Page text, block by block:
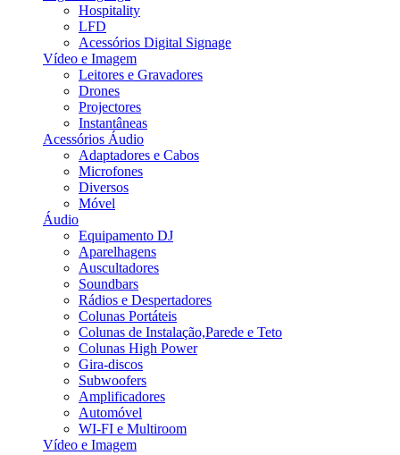
Hospitality
LFD
Acessórios Digital Signage
Vídeo e Imagem
Leitores e Gravadores
Drones
Projectores
Instantâneas
Acessórios Áudio
Adaptadores e Cabos
Microfones
Diversos
Móvel
Áudio
Equipamento DJ
Aparelhagens
Auscultadores
Soundbars
Rádios e Despertadores
Colunas Portáteis
Colunas de Instalação,Parede e Teto
Colunas High Power
Gira-discos
Subwoofers
Amplificadores
Automóvel
WI-FI e Multiroom
Vídeo e Imagem